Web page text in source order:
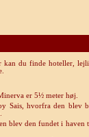
du finde hoteller,
er 5½ meter høj.
Sais, hvorfra den blev
blev den fundet i haven